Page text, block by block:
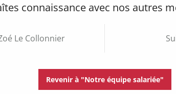
connaissance avec nos autres
Le Collonnier
Revenir à "Notre équipe salariée"